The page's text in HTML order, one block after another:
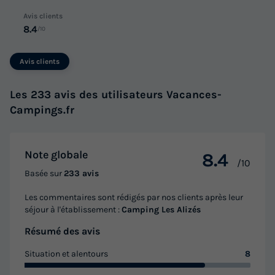
MOBILHOME 6 personnes - Presta+ 30m²
du05/09/2026
Meilleur prix pour 7 nuits
402,36 €
-26%
Avis clients
8.4/10
Avis clients
Les 233 avis des utilisateurs Vacances-
Campings.fr
Note globale
Basée sur 233 avis
8.4 /10
Les commentaires sont rédigés par nos clients après leur
séjour à l'établissement :Camping Les Alizés
Résumé des avis
Situation et alentours 8